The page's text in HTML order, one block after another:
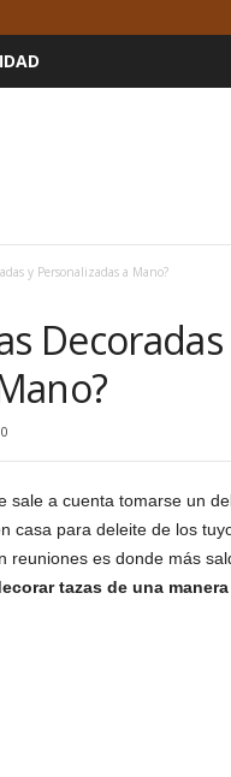
y Personalizadas a Mano?
0
sale a cuenta tomarse un
casa para deleite de los
reuniones es donde más
tazas de una